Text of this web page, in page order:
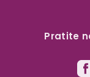
Pratite